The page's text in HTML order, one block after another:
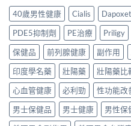
清
楚〉
中
家
實
測
評
價〉
中
用、
安
全
服
方
法
與
正
貨
購
買
購
買
渠
道
價
錢
完
整
指
南〉
中
買
先
安
心？
2026
年
香
港
延
時
噴
霧
40歲男性健康 Cialis
PDE5抑制劑
PE治療 Priligy
保健品
前列腺健康 副作用
印度學名藥
壯陽藥 壯陽藥比
心血管健康
必利勁 性功能改
男士保健品
男士健康 男性保